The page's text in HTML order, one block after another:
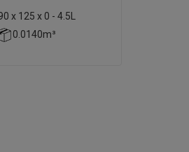
x 125 x 0 - 4.5L
0.0140m³